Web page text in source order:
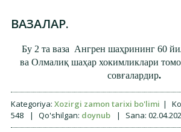
ВАЗАЛАР.
Бу 2 та ваза Ангрен шаҳрининг 60
ва Олмалиқ шаҳар хокимликлари
совғалардир.
Kategoriya: Xozirgi zamon tarixi bo'limi |
548
| Qo'shilgan: doynub | Sana: